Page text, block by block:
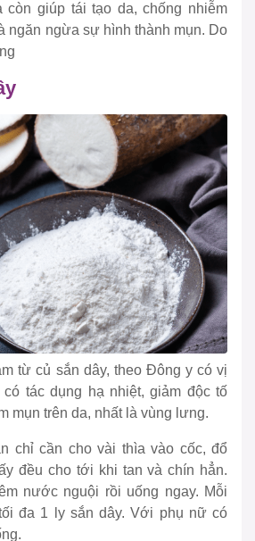
còn giúp tái tạo da, chống nhiễm
ngăn ngừa sự hình thành mụn. Do
từ củ sắn dây, theo Đông y có vị
có tác dụng hạ nhiệt, giảm độc tố
mụn trên da, nhất là vùng lưng.
chỉ cần cho vài thìa vào cốc, đổ
đều cho tới khi tan và chín hẳn.
nước nguội rồi uống ngay. Mỗi
đa 1 ly sắn dây. Với phụ nữ có